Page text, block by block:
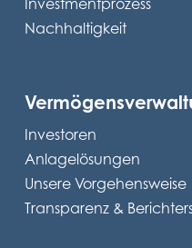
Investmentprozess
Nachhaltigkeit
Investoren
Anlagelösungen
Unsere Vorgehensweise
Transparenz &